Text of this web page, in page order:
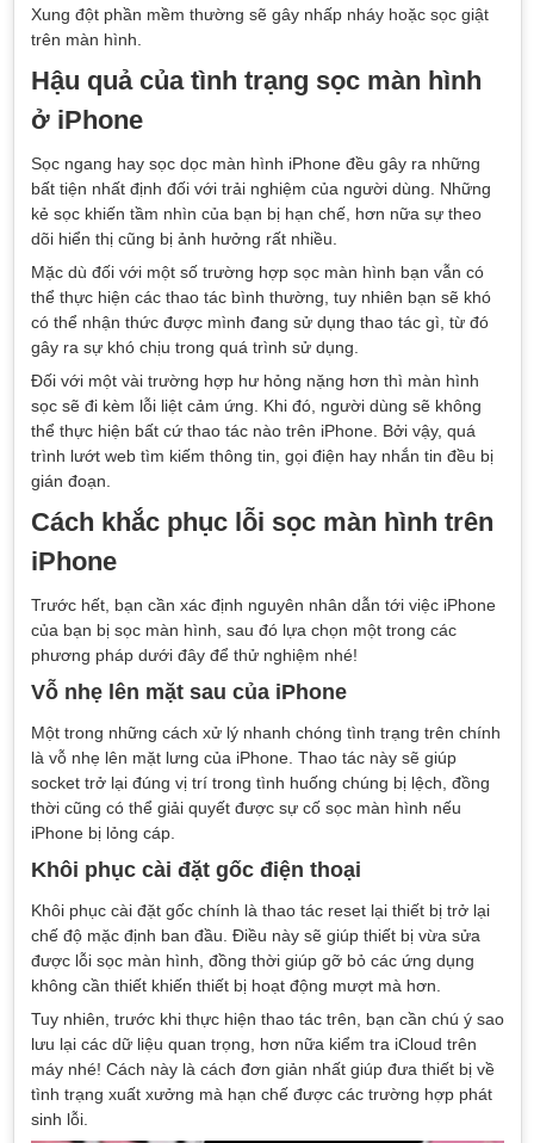
Xung đột phần mềm thường sẽ gây nhấp nháy hoặc sọc giật
trên màn hình.
Hậu quả của tình trạng sọc màn hình
ở iPhone
Sọc ngang hay sọc dọc màn hình iPhone đều gây ra những
bất tiện nhất định đối với trải nghiệm của người dùng. Những
kẻ sọc khiến tầm nhìn của bạn bị hạn chế, hơn nữa sự theo
dõi hiển thị cũng bị ảnh hưởng rất nhiều.
Mặc dù đối với một số trường hợp sọc màn hình bạn vẫn có
thể thực hiện các thao tác bình thường, tuy nhiên bạn sẽ khó
có thể nhận thức được mình đang sử dụng thao tác gì, từ đó
gây ra sự khó chịu trong quá trình sử dụng.
Đối với một vài trường hợp hư hỏng nặng hơn thì màn hình
sọc sẽ đi kèm lỗi liệt cảm ứng. Khi đó, người dùng sẽ không
thể thực hiện bất cứ thao tác nào trên iPhone. Bởi vậy, quá
trình lướt web tìm kiếm thông tin, gọi điện hay nhắn tin đều bị
gián đoạn.
Cách khắc phục lỗi sọc màn hình trên
iPhone
Trước hết, bạn cần xác định nguyên nhân dẫn tới việc iPhone
của bạn bị sọc màn hình, sau đó lựa chọn một trong các
phương pháp dưới đây để thử nghiệm nhé!
Vỗ nhẹ lên mặt sau của iPhone
Một trong những cách xử lý nhanh chóng tình trạng trên chính
là vỗ nhẹ lên mặt lưng của iPhone. Thao tác này sẽ giúp
socket trở lại đúng vị trí trong tình huống chúng bị lệch, đồng
thời cũng có thể giải quyết được sự cố sọc màn hình nếu
iPhone bị lỏng cáp.
Khôi phục cài đặt gốc điện thoại
Khôi phục cài đặt gốc chính là thao tác reset lại thiết bị trở lại
chế độ mặc định ban đầu. Điều này sẽ giúp thiết bị vừa sửa
được lỗi sọc màn hình, đồng thời giúp gỡ bỏ các ứng dụng
không cần thiết khiến thiết bị hoạt động mượt mà hơn.
Tuy nhiên, trước khi thực hiện thao tác trên, bạn cần chú ý sao
lưu lại các dữ liệu quan trọng, hơn nữa kiểm tra iCloud trên
máy nhé! Cách này là cách đơn giản nhất giúp đưa thiết bị về
tình trạng xuất xưởng mà hạn chế được các trường hợp phát
sinh lỗi.